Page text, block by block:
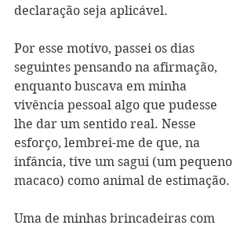
declaração seja aplicável.
Por esse motivo, passei os dias
seguintes pensando na afirmação,
enquanto buscava em minha
vivência pessoal algo que pudesse
lhe dar um sentido real. Nesse
esforço, lembrei-me de que, na
infância, tive um sagui (um pequeno
macaco) como animal de estimação.
Uma de minhas brincadeiras com